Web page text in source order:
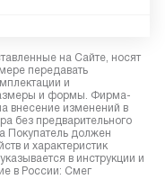
на Сайте, носят
передавать
и
и формы. Фирма-
внесение изменений в
без предварительного
Покупатель должен
и характеристик
в инструкции и
в России: Смег